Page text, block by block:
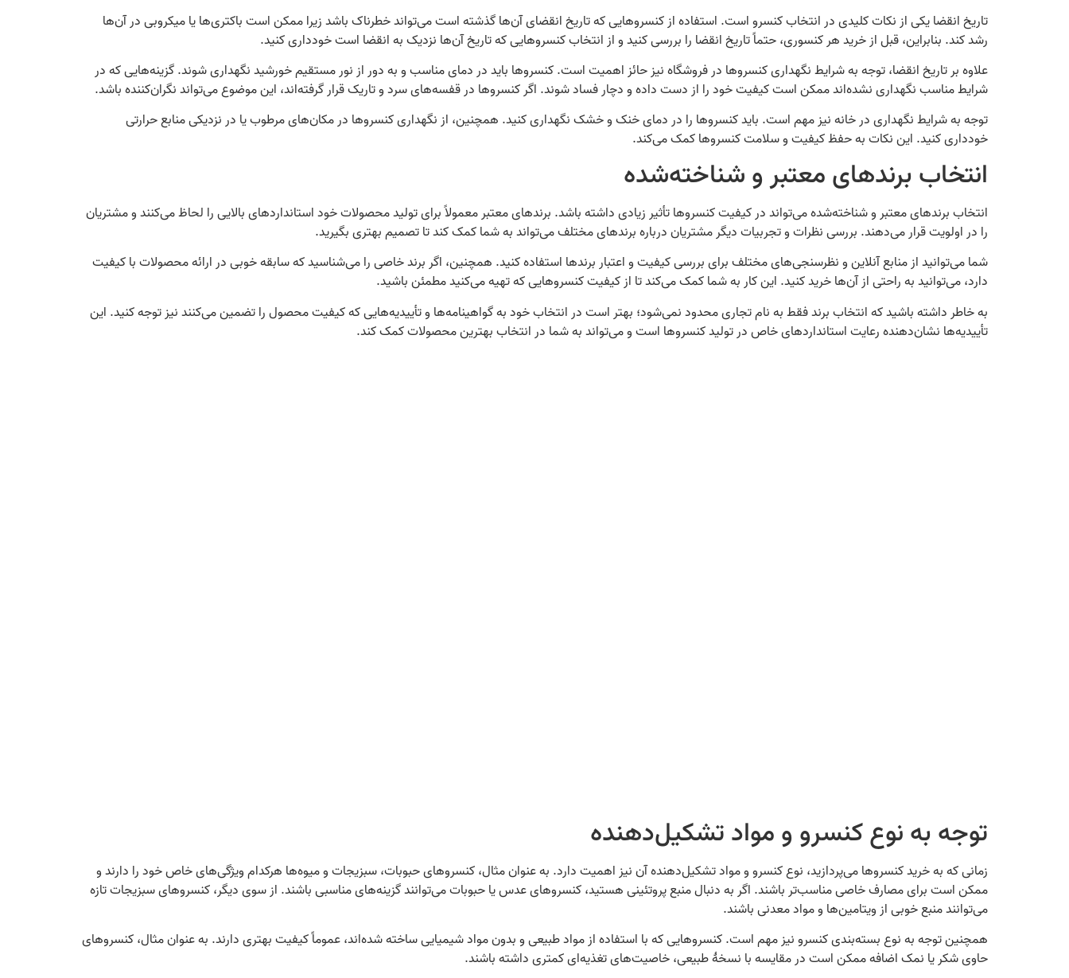
تاریخ انقضا یکی از نکات کلیدی در انتخاب کنسرو است. استفاده از کنسروهایی که تاریخ انقضای آن‌ها گذشته است می‌تواند خطرناک باشد زیرا ممکن است باکتری‌ها یا میکروبی در آن‌ها
رشد کند. بنابراین، قبل از خرید هر کنسوری، حتماً تاریخ انقضا را بررسی کنید و از انتخاب کنسروهایی که تاریخ آن‌ها نزدیک به انقضا است خودداری کنید.
علاوه بر تاریخ انقضا، توجه به شرایط نگهداری کنسروها در فروشگاه نیز حائز اهمیت است. کنسروها باید در دمای مناسب و به دور از نور مستقیم خورشید نگهداری شوند. گزینه‌هایی که در
شرایط مناسب نگهداری نشده‌اند ممکن است کیفیت خود را از دست داده و دچار فساد شوند. اگر کنسروها در قفسه‌های سرد و تاریک قرار گرفته‌اند، این موضوع می‌تواند نگران‌کننده باشد.
توجه به شرایط نگهداری در خانه نیز مهم است. باید کنسروها را در دمای خنک و خشک نگهداری کنید. همچنین، از نگهداری کنسروها در مکان‌های مرطوب یا در نزدیکی منابع حرارتی
خودداری کنید. این نکات به حفظ کیفیت و سلامت کنسروها کمک می‌کند.
انتخاب برندهای معتبر و شناخته‌شده
انتخاب برندهای معتبر و شناخته‌شده می‌تواند در کیفیت کنسروها تأثیر زیادی داشته باشد. برندهای معتبر معمولاً برای تولید محصولات خود استانداردهای بالایی را لحاظ می‌کنند و مشتریان
را در اولویت قرار می‌دهند. بررسی نظرات و تجربیات دیگر مشتریان درباره برندهای مختلف می‌تواند به شما کمک کند تا تصمیم بهتری بگیرید.
شما می‌توانید از منابع آنلاین و نظرسنجی‌های مختلف برای بررسی کیفیت و اعتبار برندها استفاده کنید. همچنین، اگر برند خاصی را می‌شناسید که سابقه خوبی در ارائه محصولات با کیفیت
دارد، می‌توانید به راحتی از آن‌ها خرید کنید. این کار به شما کمک می‌کند تا از کیفیت کنسروهایی که تهیه می‌کنید مطمئن باشید.
به خاطر داشته باشید که انتخاب برند فقط به نام تجاری محدود نمی‌شود؛ بهتر است در انتخاب خود به گواهینامه‌ها و تأییدیه‌هایی که کیفیت محصول را تضمین می‌کنند نیز توجه کنید. این
تأییدیه‌ها نشان‌دهنده رعایت استانداردهای خاص در تولید کنسروها است و می‌تواند به شما در انتخاب بهترین محصولات کمک کند.
توجه به نوع کنسرو و مواد تشکیل‌دهنده
زمانی که به خرید کنسروها می‌پردازید، نوع کنسرو و مواد تشکیل‌دهنده آن نیز اهمیت دارد. به عنوان مثال، کنسروهای حبوبات، سبزیجات و میوه‌ها هرکدام ویژگی‌های خاص خود را دارند و
ممکن است برای مصارف خاصی مناسب‌تر باشند. اگر به دنبال منبع پروتئینی هستید، کنسروهای عدس یا حبوبات می‌توانند گزینه‌های مناسبی باشند. از سوی دیگر، کنسروهای سبزیجات تازه
می‌توانند منبع خوبی از ویتامین‌ها و مواد معدنی باشند.
همچنین توجه به نوع بسته‌بندی کنسرو نیز مهم است. کنسروهایی که با استفاده از مواد طبیعی و بدون مواد شیمیایی ساخته شده‌اند، عموماً کیفیت بهتری دارند. به عنوان مثال، کنسروهای
حاوی شکر یا نمک اضافه ممکن است در مقایسه با نسخۀ طبیعی، خاصیت‌های تغذیه‌ای کمتری داشته باشند.